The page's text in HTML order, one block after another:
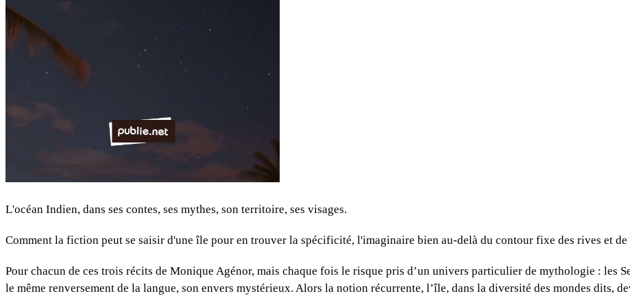
L'océan Indien, dans ses contes, ses mythes, son territoire, ses visages.
Comment la fiction peut se saisir d'une île pour en trouver la spécificité, l'imaginaire bien au-delà du contour fixe des rives et
Pour chacun de ces trois récits de Monique Agénor, mais chaque fois le risque pris d’un univers particulier de mythologie : les
le même renversement de la langue, son envers mystérieux. Alors la notion récurrente, l’île, dans la diversité des mondes dits,